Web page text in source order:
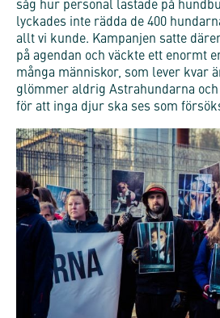
såg hur personal lastade på
lyckades inte rädda de 400
allt vi kunde. Kampanjen satte
på agendan och väckte ett enormt
många människor, som lever kvar
glömmer aldrig Astrahundarna
för att inga djur ska ses som